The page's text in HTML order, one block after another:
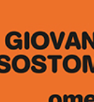
AL CARRELLO